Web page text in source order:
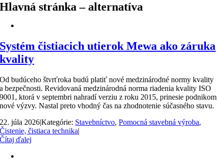
Hlavná stránka – alternatíva
Systém čistiacich utierok Mewa ako záruka
kvality
Od budúceho štvrťroka budú platiť nové medzinárodné normy kvality
a bezpečnosti. Revidovaná medzinárodná norma riadenia kvality ISO
9001, ktorá v septembri nahradí verziu z roku 2015, prinesie podnikom
nové výzvy. Nastal preto vhodný čas na zhodnotenie súčasného stavu.
22. júla 2026|Kategórie: Stavebníctvo,Pomocná stavebná výroba,
Čistenie, čistiaca technika|
Čítaj ďalej